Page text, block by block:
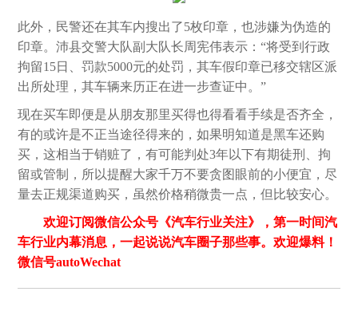
此外，民警还在其车内搜出了5枚印章，也涉嫌为伪造的
印章。沛县交警大队副大队长周宪伟表示：“将受到行政
拘留15日、罚款5000元的处罚，其车假印章已移交辖区派
出所处理，其车辆来历正在进一步查证中。”
现在买车即便是从朋友那里买得也得看看手续是否齐全，
有的或许是不正当途径得来的，如果明知道是黑车还购
买，这相当于销赃了，有可能判处3年以下有期徒刑、拘
留或管制，所以提醒大家千万不要贪图眼前的小便宜，尽
量去正规渠道购买，虽然价格稍微贵一点，但比较安心。
欢迎订阅微信公众号《汽车行业关注》，第一时间汽
车行业内幕消息，一起说说汽车圈子那些事。欢迎爆料！
微信号autoWechat